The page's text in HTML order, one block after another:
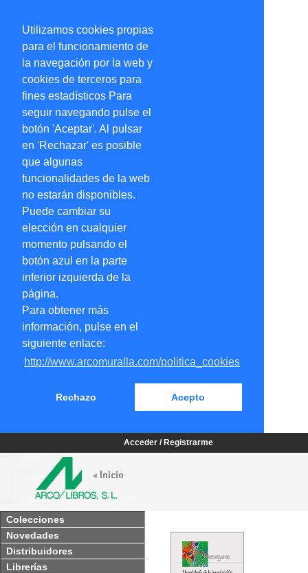
Utilizamos cookies propias
para el funcionamiento de
la navegación por la web y
cookies de terceros para
fines estadísticos Para
seguir navegando pulse el
botón 'Aceptar'. Al pulsar
en 'Rechazar' es posible
que algunas
funcionalidades de la web
no estarán disponibles.
Puede cambiar su
elección en cualquier
momento pulsando el
botón azul en la parte
inferior izquierda de la
página.
Para obtener más
información, pulse en el
siguiente enlace:
http://www.arcomuralla.com/politica_cookies
Rechazo Acepto
Acceder / Registrarme
Colecciones
Novedades
Distribuidores
Librerías